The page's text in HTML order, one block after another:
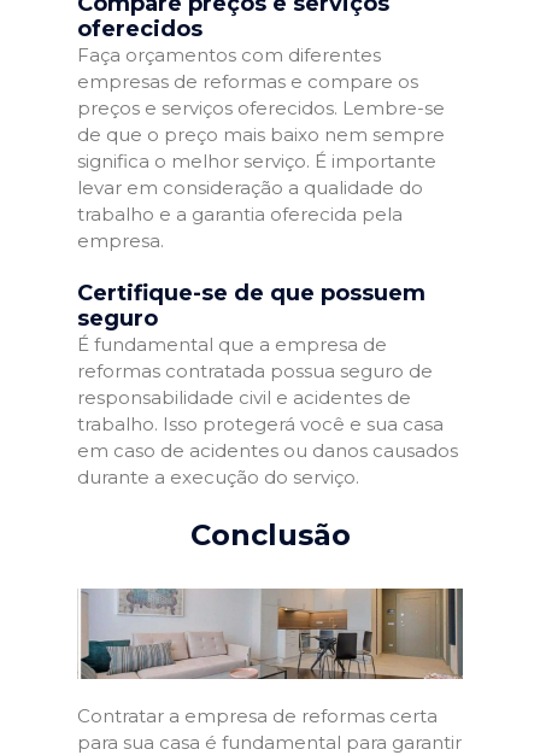
oferecidos
Faça orçamentos com diferentes
empresas de reformas e compare os
preços e serviços oferecidos. Lembre-se
de que o preço mais baixo nem sempre
significa o melhor serviço. É importante
levar em consideração a qualidade do
trabalho e a garantia oferecida pela
empresa.
Certifique-se de que possuem
seguro
É fundamental que a empresa de
reformas contratada possua seguro de
responsabilidade civil e acidentes de
trabalho. Isso protegerá você e sua casa
em caso de acidentes ou danos causados
durante a execução do serviço.
Conclusão
Contratar a empresa de reformas certa
para sua casa é fundamental para garantir